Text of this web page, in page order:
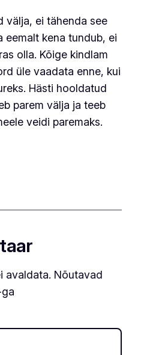
välja, ei tähenda see
eemalt kena tundub, ei
olla. Kõige kindlam
üle vaadata enne, kui
Hästi hooldatud
parem välja ja teeb
veidi paremaks.
avaldata. Nõutavad